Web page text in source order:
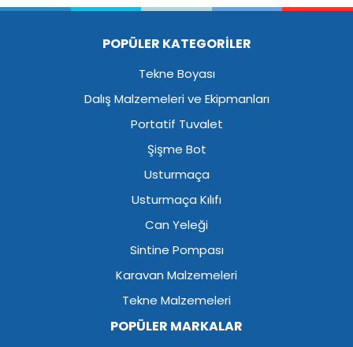
POPÜLER KATEGORİLER
Tekne Boyası
Dalış Malzemeleri ve Ekipmanları
Portatif Tuvalet
Şişme Bot
Usturmaça
Usturmaça Kılıfı
Can Yeleği
Sintine Pompası
Karavan Malzemeleri
Tekne Malzemeleri
POPÜLER MARKALAR